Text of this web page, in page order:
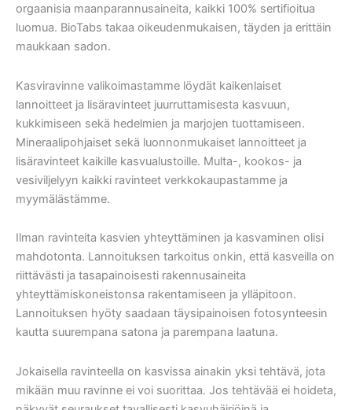
orgaanisia maanparannusaineita, kaikki 100% sertifioitua
luomua. BioTabs takaa oikeudenmukaisen, täyden ja erittäin
maukkaan sadon.
Kasviravinne valikoimastamme löydät kaikenlaiset
lannoitteet ja lisäravinteet juurruttamisesta kasvuun,
kukkimiseen sekä hedelmien ja marjojen tuottamiseen.
Mineraalipohjaiset sekä luonnonmukaiset lannoitteet ja
lisäravinteet kaikille kasvualustoille. Multa-, kookos- ja
vesiviljelyyn kaikki ravinteet verkkokaupastamme ja
myymälästämme.
Ilman ravinteita kasvien yhteyttäminen ja kasvaminen olisi
mahdotonta. Lannoituksen tarkoitus onkin, että kasveilla on
riittävästi ja tasapainoisesti rakennusaineita
yhteyttämiskoneistonsa rakentamiseen ja ylläpitoon.
Lannoituksen hyöty saadaan täysipainoisen fotosynteesin
kautta suurempana satona ja parempana laatuna.
Jokaisella ravinteella on kasvissa ainakin yksi tehtävä, jota
mikään muu ravinne ei voi suorittaa. Jos tehtävää ei hoideta,